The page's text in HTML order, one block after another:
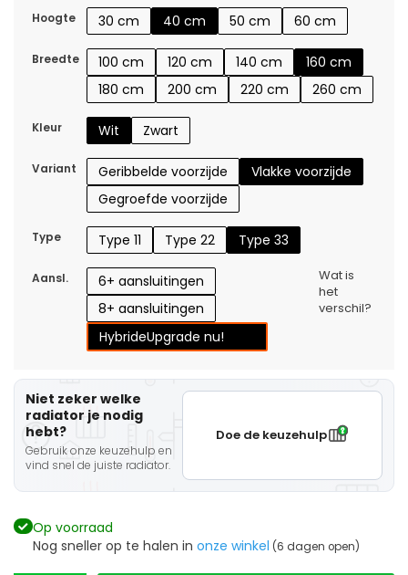
Hoogte
30 cm 40 cm 50 cm 60 cm
Breedte 100 cm 120 cm 140 cm
160 cm
180 cm
200 cm 220 cm 260 cm
Kleur Wit Zwart
Variant Geribbelde voorzijde
Vlakke voorzijde
Gegroefde voorzijde
Type Type 11 Type 22 Type 33
Aansl.
6+ aansluitingen
8+ aansluitingen
HybrideUpgrade nu!
Wat is
het
verschil?
Niet zeker welke
radiator je nodig
hebt?
Gebruik onze keuzehulp en
vind snel de juiste radiator.
Doe de keuzehulp
Op voorraad
Nog sneller op te halen in onze winkel (6 dagen open)